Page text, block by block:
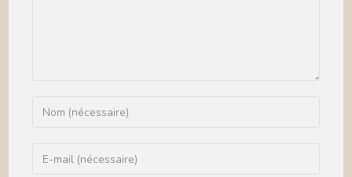
your
username
your